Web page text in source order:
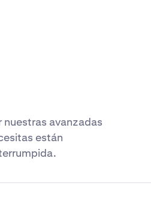
nuestras avanzadas
están